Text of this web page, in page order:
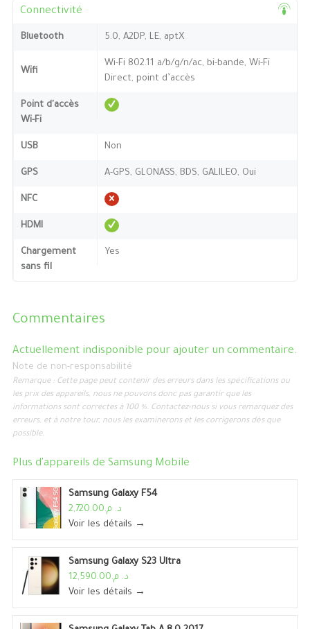
Connectivité
Bluetooth 5.0, A2DP, LE, aptX
Wifi
Wi-Fi 802.11 a/b/g/n/ac, bi-bande, Wi-Fi
Direct, point d’accès
Point d'accès
Wi-Fi
USB Non
GPS A-GPS, GLONASS, BDS, GALILEO, Oui
NFC
HDMI
Chargement
sans fil
Yes
Commentaires
Actuellement indisponible pour ajouter un commentaire.
Note de non-responsabilité
Remarque : Cette page peut contenir des erreurs dans les spécifications ou
les prix des appareils, nous ne pouvons donc pas garantir que les
informations sont correctes à 100 %. Contactez-nous si vous remarquez des
erreurs, et à notre tour, nous les examinerons et les corrigerons dès que
possible.
Plus d'appareils de Samsung Mobile
Samsung Galaxy F54
د. م.2,720.00
Voir les détails →
Samsung Galaxy S23 Ultra
د. م.12,590.00
Voir les détails →